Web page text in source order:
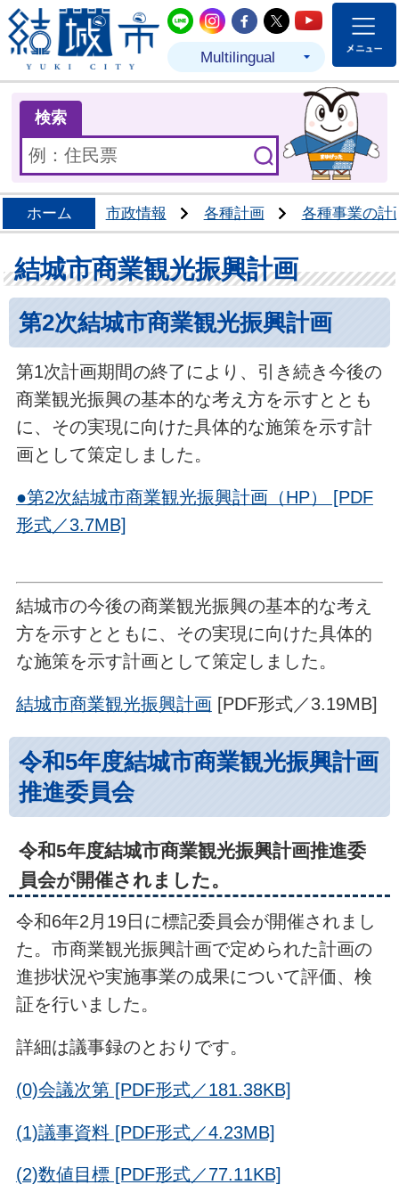
結城市公式LINE
結城市公式Instagram
結城市公式
結城市公式
結城市
Multilingual
検索
ホーム 市政情報 各種計画 各種事業の計
結城市商業観光振興計画
第2次結城市商業観光振興計画
第1次計画期間の終了により、引き続き今後の
商業観光振興の基本的な考え方を示すととも
に、その実現に向けた具体的な施策を示す計
画として策定しました。
●第2次結城市商業観光振興計画（HP） [PDF
形式／3.7MB]
結城市の今後の商業観光振興の基本的な考え
方を示すとともに、その実現に向けた具体的
な施策を示す計画として策定しました。
結城市商業観光振興計画[PDF形式／3.19MB]
令和5年度結城市商業観光振興計画
推進委員会
令和5年度結城市商業観光振興計画推進委
員会が開催されました。
令和6年2月19日に標記委員会が開催されまし
た。市商業観光振興計画で定められた計画の
進捗状況や実施事業の成果について評価、検
証を行いました。
詳細は議事録のとおりです。
(0)会議次第 [PDF形式／181.38KB]
(1)議事資料 [PDF形式／4.23MB]
(2)数値目標 [PDF形式／77.11KB]